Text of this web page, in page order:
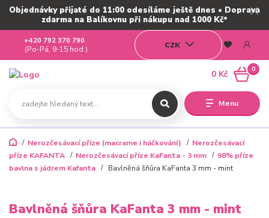
Objednávky přijaté do 11:00 odesíláme ještě dnes • Doprava
zdarma na Balíkovnu při nákupu nad 1000 Kč*
Menu
CZK
+420 792 370 790
(Po-Pá, 9-15 hod.)
0
0 Kč
Nerozčesávací příze (macrame i háčkování)
Nerozčesávací
příze KAFANTA
Nerozčesávací příze KaFanta - 3 mm
98% příze
bavlna s jádrem Kafanta
Bavlněná šňůra KaFanta 3 mm - mint
Bavlněná šňůra KaFanta 3 mm - mint